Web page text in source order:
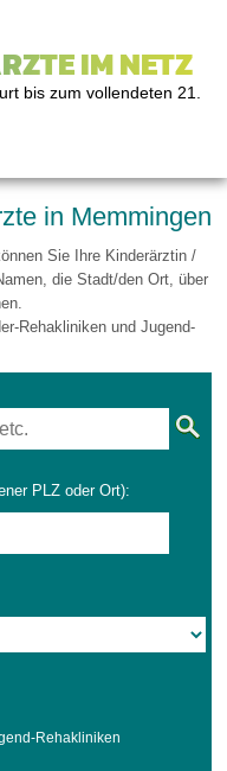
IM NETZ
bis zum vollendeten 21.
in Memmingen
Sie Ihre Kinderärztin /
die Stadt/den Ort, über
Rehakliniken und Jugend-
PLZ oder Ort):
Rehakliniken